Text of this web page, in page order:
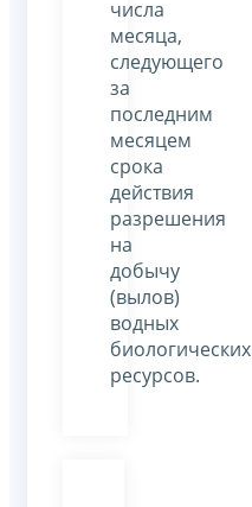
числа
месяца,
следующего
за
последним
месяцем
срока
действия
разрешения
на
добычу
(вылов)
водных
биологических
ресурсов.